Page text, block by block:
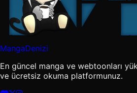
MangaDenizi
En güncel manga ve webtoonları
ve ücretsiz okuma platformunuz.